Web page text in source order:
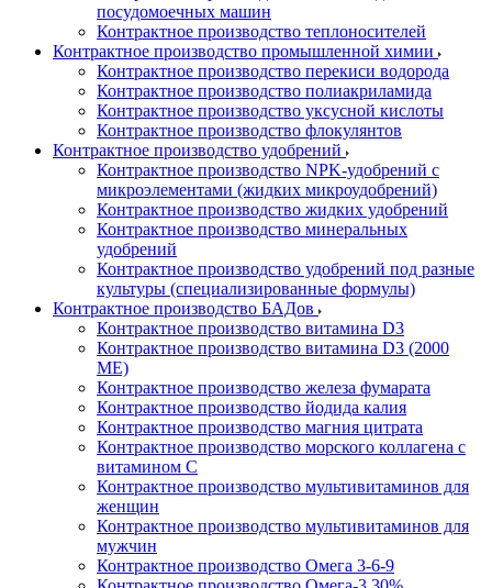
посудомоечных машин
Контрактное производство теплоносителей
Контрактное производство промышленной химии
Контрактное производство перекиси водорода
Контрактное производство полиакриламида
Контрактное производство уксусной кислоты
Контрактное производство флокулянтов
Контрактное производство удобрений
Контрактное производство NPK-удобрений с
микроэлементами (жидких микроудобрений)
Контрактное производство жидких удобрений
Контрактное производство минеральных
удобрений
Контрактное производство удобрений под разные
культуры (специализированные формулы)
Контрактное производство БАДов
Контрактное производство витамина D3
Контрактное производство витамина D3 (2000
МЕ)
Контрактное производство железа фумарата
Контрактное производство йодида калия
Контрактное производство магния цитрата
Контрактное производство морского коллагена с
витамином С
Контрактное производство мультивитаминов для
женщин
Контрактное производство мультивитаминов для
мужчин
Контрактное производство Омега 3-6-9